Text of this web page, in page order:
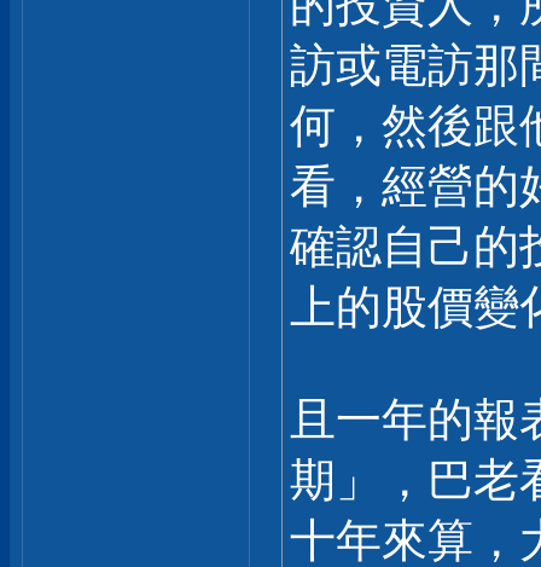
訪或電訪那
何，然後跟
看，經營的
確認自己的
上的股價變
且一年的
期」，巴老
十年來算，